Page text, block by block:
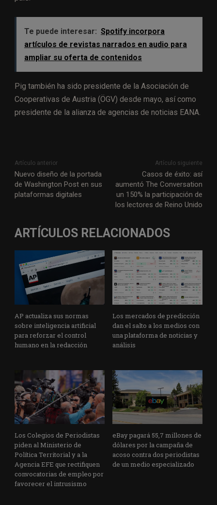
Te puede interesar: Spotify incorpora
artículos de revistas narrados en audio para
ampliar su oferta de contenidos
Pig también ha sido presidente de la Asociación de
Cooperativas de Austria (ÖGV) desde mayo, así como
presidente de la alianza de agencias de noticias EANA.
Artículo anterior
Nuevo diseño de la portada
de Washington Post en sus
plataformas digitales
Artículo siguiente
Casos de éxito: así
aumentó The Conversation
un 150% la participación de
los lectores de Reino Unido
ARTÍCULOS RELACIONADOS
AP actualiza sus normas
sobre inteligencia artificial
para reforzar el control
humano en la redacción
Los mercados de predicción
dan el salto a los medios con
una plataforma de noticias y
análisis
Los Colegios de Periodistas
piden al Ministerio de
Política Territorial y a la
Agencia EFE que rectifiquen
convocatorias de empleo por
favorecer el intrusismo
eBay pagará 55,7 millones de
dólares por la campaña de
acoso contra dos periodistas
de un medio especializado